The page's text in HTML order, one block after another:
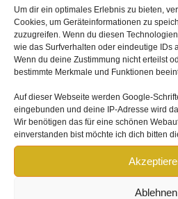
Um dir ein optimales Erlebnis zu bieten,
Cookies, um Geräteinformationen zu
zuzugreifen. Wenn du diesen
wie das Surfverhalten oder eindeutige IDs
Wenn du deine Zustimmung nicht erteilst
bestimmte Merkmale und Funktionen
Auf dieser Webseite werden Google-
eingebunden und deine IP-Adresse wird
Wir benötigen das für eine schönen
einverstanden bist möchte ich dich bitten
Ablehnen
Sie links in die „Schützenstraße“. Nach
ein Zebrastreifen mit einer Verengung
den „Föhrenweg“ in der zweiten Straße
Bei Einzelstunden besteht die
Gruppenteilnehmer parken bitte auf dem
auch hier die Möglichkeit, das Auto vor
Anfahrt mit dem Bus aus Paderborn,
Der Bushaltestelle „Zur Erholung“ in
„Wagenhalle“, an der Sie bitte
in die Richtung zurück, aus welcher der
biegen im Kreisverkehr rechts in die